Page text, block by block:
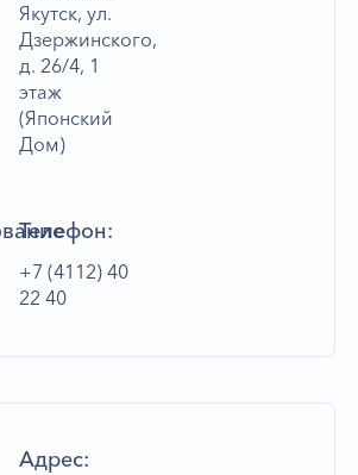
Якутск, ул.
Дзержинского,
д. 26/4, 1
этаж
(Японский
Дом)
Телефон:
+7 (4112) 40
22 40
Адрес: